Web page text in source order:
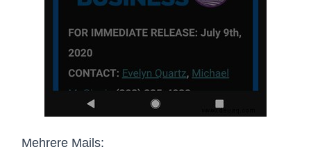
Mehrere Mails: